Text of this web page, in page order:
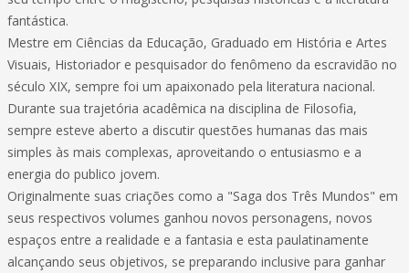
fantástica.
Mestre em Ciências da Educação, Graduado em História e Artes
Visuais, Historiador e pesquisador do fenômeno da escravidão no
século XIX, sempre foi um apaixonado pela literatura nacional.
Durante sua trajetória acadêmica na disciplina de Filosofia,
sempre esteve aberto a discutir questões humanas das mais
simples às mais complexas, aproveitando o entusiasmo e a
energia do publico jovem.
Originalmente suas criações como a "Saga dos Três Mundos" em
seus respectivos volumes ganhou novos personagens, novos
espaços entre a realidade e a fantasia e esta paulatinamente
alcançando seus objetivos, se preparando inclusive para ganhar